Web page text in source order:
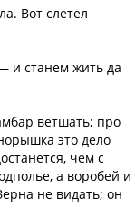
Вот слетел
и станем жить да
ветшать; про
это дело
чем с
а воробей и
не видать; он